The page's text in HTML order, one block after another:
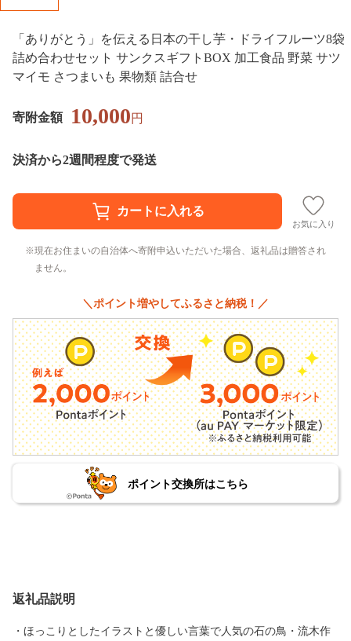
「ありがとう」を伝える日本の干し芋・ドライフルーツ8袋
詰め合わせセット サンクスギフトBOX 加工食品 野菜 サツ
マイモ さつまいも 果物類 詰合せ
寄附金額 10,000円
決済から2週間程度で発送
お気に入り
現在お住まいの自治体へ寄附申込いただいた場合、返礼品は贈答され
ません。
＼ポイント増やしてふるさと納税！／
ポイント交換所はこちら
返礼品説明
・ほっこりとしたイラストと優しい言葉で人気の石の鳥・流木作